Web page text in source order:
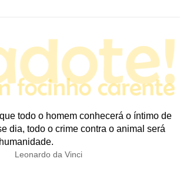
todo o homem conhecerá o íntimo de
dia, todo o crime contra o animal será
Leonardo da Vinci